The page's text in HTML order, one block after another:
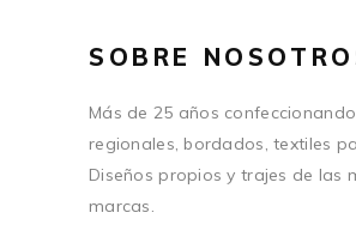
SOBRE
Más de 25 años
regionales, bordados, textiles
Diseños propios y trajes de las
marcas.